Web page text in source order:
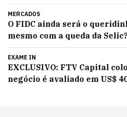
MERCADOS
O FIDC ainda será o
mesmo com a queda da
EXAME IN
EXCLUSIVO: FTV Capital
negócio é avaliado em US$